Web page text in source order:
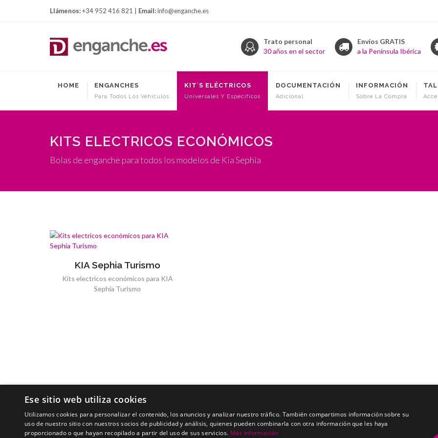
Llámenos:+34 952 416 821 | Email:info@enganche.es
Trato personal
30 años en el sector
Envíos GRATIS
a la Península Ibérica
HOME ENGANCHES
Para Todos Los Vehículos
KIT´S ELÉCTRICOS
Universales Y Específicos
DOCUMENTACIÓN
Adicional
INFORMACIÓN
Sobre La Compra
KITS ELECTRICOS ECONÓMICOS
Bolas de enganche para todos los modelos de Kia Sephia
KIA Sephia Turismo
Kits electricos económicos para KIA
Sephia Turismo
Ese sitio web utiliza cookies
Utilizamos cookies para personalizar el contenido, los anuncios y analizar nuestro tráfico. También compartimos información sobre su
uso de nuestro sitio con nuestros socios de publicidad y análisis, quienes pueden combinarla con otra información que les haya
proporcionado o que hayan recopilado a partir del uso de sus servicios. Más información